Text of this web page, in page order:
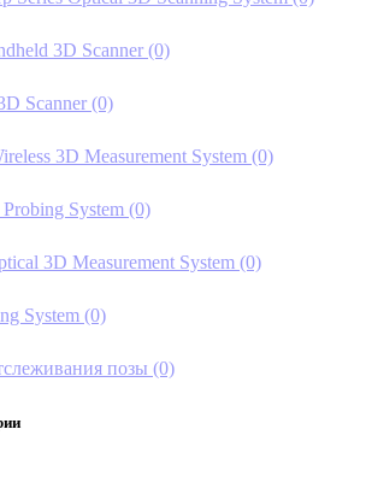
3D Scanner (0)
Scanner (0)
3D Measurement System (0)
System (0)
3D Measurement System (0)
System (0)
позы (0)